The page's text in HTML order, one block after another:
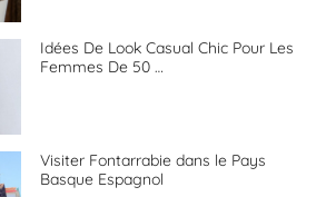
Idées De Look Casual Chic Pour Les
Femmes De 50 …
Visiter Fontarrabie dans le Pays
Basque Espagnol